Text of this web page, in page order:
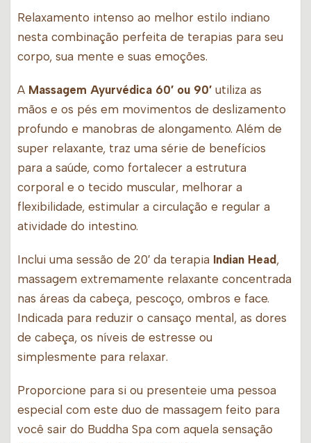
Relaxamento intenso ao melhor estilo indiano
nesta combinação perfeita de terapias para seu
corpo, sua mente e suas emoções.
A Massagem Ayurvédica 60′ ou 90′ utiliza as
mãos e os pés em movimentos de deslizamento
profundo e manobras de alongamento. Além de
super relaxante, traz uma série de benefícios
para a saúde, como fortalecer a estrutura
corporal e o tecido muscular, melhorar a
flexibilidade, estimular a circulação e regular a
atividade do intestino.
Inclui uma sessão de 20′ da terapia Indian Head,
massagem extremamente relaxante concentrada
nas áreas da cabeça, pescoço, ombros e face.
Indicada para reduzir o cansaço mental, as dores
de cabeça, os níveis de estresse ou
simplesmente para relaxar.
Proporcione para si ou presenteie uma pessoa
especial com este duo de massagem feito para
você sair do Buddha Spa com aquela sensação